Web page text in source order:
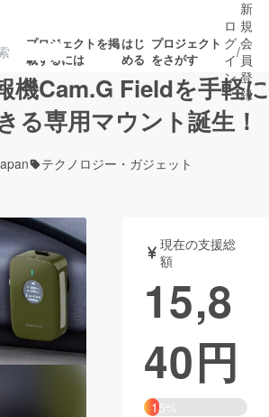
プロジェクトを掲
載するには
はじ
める
プロジェクト
をさがす
ェクト
ロジェクト
写真 音楽
ー・ガジェット ゲーム・
画 書籍・雑誌
チャレンジ
ロ
グ
イ
ン
/
新
規
会
員
登
録
機Cam.G Fieldを手軽に
る専用マウント誕生！
テクノロジー・ガジェット
現在の支援総
額
15,8
40円
15%